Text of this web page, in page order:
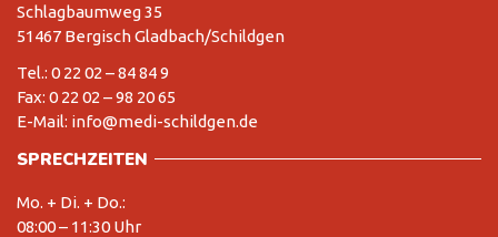
Schlagbaumweg 35
51467 Bergisch Gladbach/Schildgen
Tel.: 0 22 02 – 84 84 9
Fax: 0 22 02 – 98 20 65
E-Mail: info@medi-schildgen.de
SPRECHZEITEN
Mo. + Di. + Do.:
08:00 – 11:30 Uhr